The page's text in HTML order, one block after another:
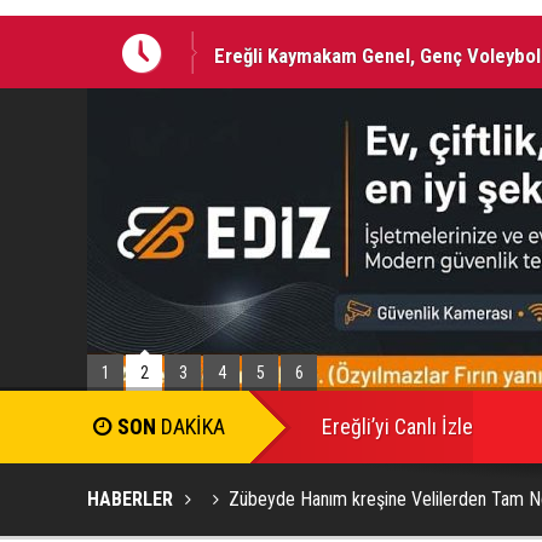
Ereğli Kaymakam Genel, Genç
1 2 3 4 5 6
SON DAKİKA Ereğli’yi Canlı İzle
HABERLER Zübeyde Hanım kreşine Velilerden Tam